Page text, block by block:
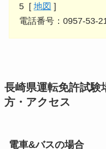
5 [ 地図 ]
電話番号：0957-53-
長崎県運転免許試験
方・アクセス
電車&バスの場合